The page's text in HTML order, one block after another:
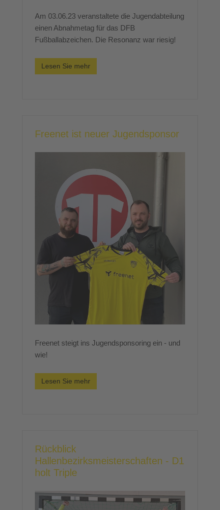
Am 03.06.23 veranstaltete die Jugendabteilung
einen Abnahmetag für das DFB
Fußballabzeichen. Die Resonanz war riesig!
Lesen Sie mehr
Freenet ist neuer Jugendsponsor
Freenet steigt ins Jugendsponsoring ein - und
wie!
Lesen Sie mehr
Rückblick
Hallenbezirksmeisterschaften - D1
holt Triple